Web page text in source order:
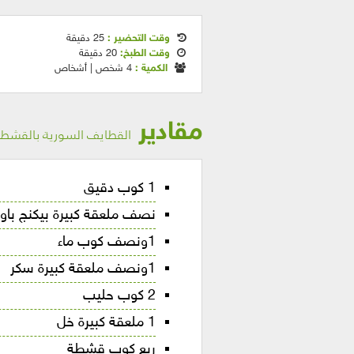
وقت التحضير : 25 دقيقة
وقت الطبخ: 20 دقيقة
الكمية : 4 شخص | أشخاص
مقادير القطايف السورية
1 كوب دقيق
نصف ملعقة كبيرة بيكنج
1ونصف كوب ماء
1ونصف ملعقة كبيرة سكر
2 كوب حليب
1 ملعقة كبيرة خل
ربع كوب قشطة